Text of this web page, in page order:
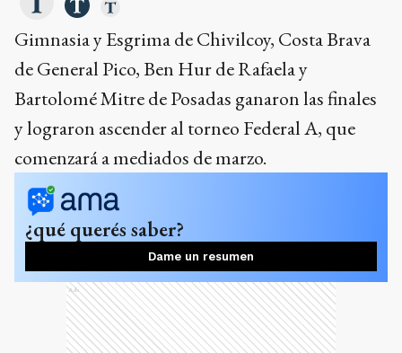
Gimnasia y Esgrima de Chivilcoy, Costa Brava
de General Pico, Ben Hur de Rafaela y
Bartolomé Mitre de Posadas ganaron las finales
y lograron ascender al torneo Federal A, que
comenzará a mediados de marzo.
¿qué querés saber?
Dame un resumen
Ads